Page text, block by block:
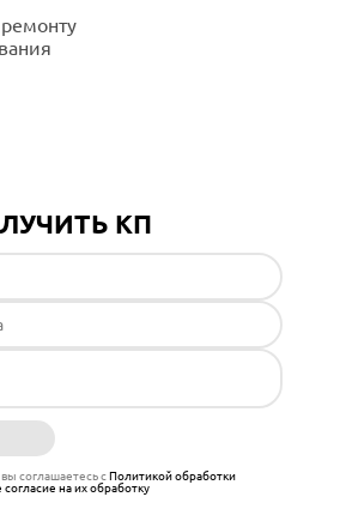
КП
соглашаетесь сПолитикой обработки
согласие на их обработку